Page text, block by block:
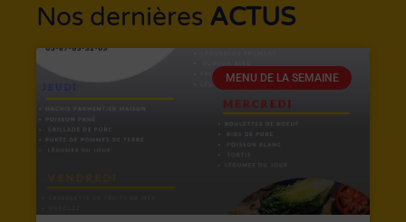
Nos dernières ACTUS
MENU DE LA SEMAINE